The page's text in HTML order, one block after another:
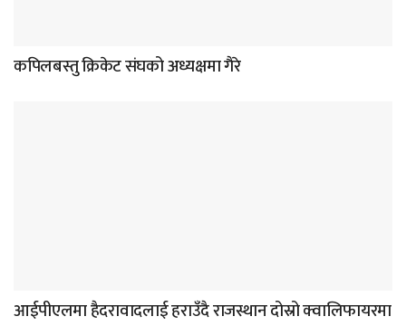
कपिलबस्तु क्रिकेट संघको अध्यक्षमा गैरे
आईपीएलमा हैदरावादलाई हराउँदै राजस्थान दोस्रो क्वालिफायरमा